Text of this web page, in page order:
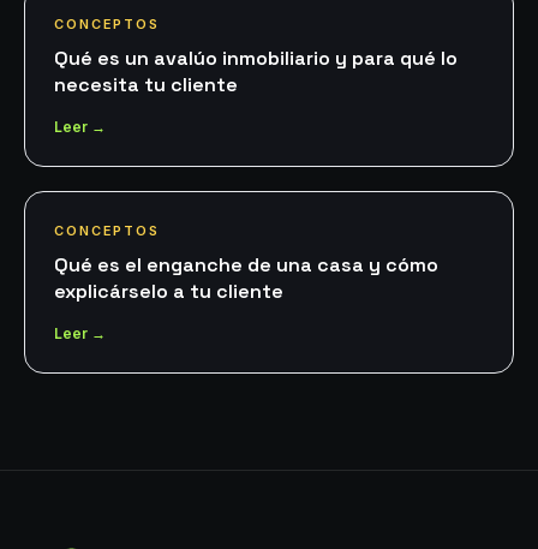
CONCEPTOS
Qué es un avalúo inmobiliario y para qué lo
necesita tu cliente
Leer →
CONCEPTOS
Qué es el enganche de una casa y cómo
explicárselo a tu cliente
Leer →